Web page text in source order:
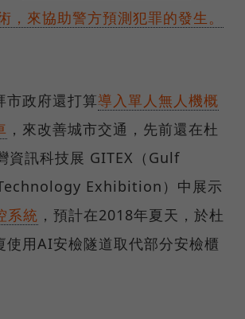
來協助警方預測犯罪的發生。
市政府還打算導入單人無人機概
，來改善城市交通，先前還在杜
資訊科技展 GITEX（Gulf
Exhibition）中展示
系統 ，預計在2018年夏天，於杜
使用AI安檢隧道取代部分安檢櫃